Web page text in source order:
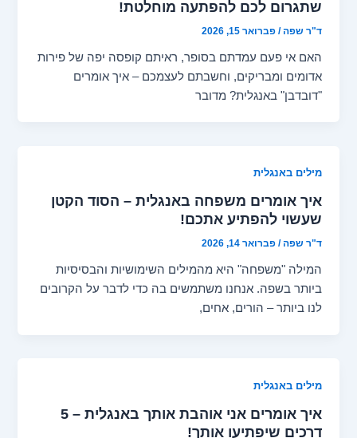
שתגרום לכם להפתעה מוחלטת!
ד"ר שפה/פברואר 15, 2026
האם אי פעם עמדתם בסופר, ראיתם קופסה יפה של פירות
אדומים ומבריקים, וחשבתם לעצמכם – איך אומרים
"דובדבן" באנגלית? מדובר
מילים באנגלית
איך אומרים משפחה באנגלית – הסוד הקטן
שעשוי להפתיע אתכם!
ד"ר שפה/פברואר 14, 2026
המילה "משפחה" היא מהמילים השימושיות והבסיסיות
ביותר בשפה. אנחנו משתמשים בה כדי לדבר על הקרובים
לנו ביותר – הורים, אחים,
מילים באנגלית
איך אומרים אני אוהבת אותך באנגלית – 5
דרכים שיפתיעו אותך!